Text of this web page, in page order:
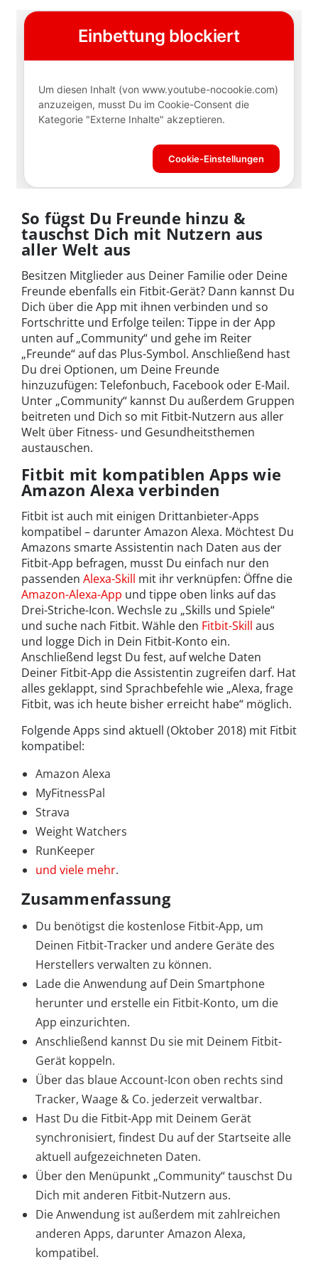
So fügst Du Freunde hinzu &
tauschst Dich mit Nutzern aus
aller Welt aus
Besitzen Mitglieder aus Deiner Familie oder Deine
Freunde ebenfalls ein Fitbit-Gerät? Dann kannst Du
Dich über die App mit ihnen verbinden und so
Fortschritte und Erfolge teilen: Tippe in der App
unten auf „Community“ und gehe im Reiter
„Freunde“ auf das Plus-Symbol. Anschließend hast
Du drei Optionen, um Deine Freunde
hinzuzufügen: Telefonbuch, Facebook oder E-Mail.
Unter „Community“ kannst Du außerdem Gruppen
beitreten und Dich so mit Fitbit-Nutzern aus aller
Welt über Fitness- und Gesundheitsthemen
austauschen.
Fitbit mit kompatiblen Apps wie
Amazon Alexa verbinden
Fitbit ist auch mit einigen Drittanbieter-Apps
kompatibel – darunter Amazon Alexa. Möchtest Du
Amazons smarte Assistentin nach Daten aus der
Fitbit-App befragen, musst Du einfach nur den
passenden Alexa-Skill mit ihr verknüpfen: Öffne die
Amazon-Alexa-App und tippe oben links auf das
Drei-Striche-Icon. Wechsle zu „Skills und Spiele“
und suche nach Fitbit. Wähle den Fitbit-Skill aus
und logge Dich in Dein Fitbit-Konto ein.
Anschließend legst Du fest, auf welche Daten
Deiner Fitbit-App die Assistentin zugreifen darf. Hat
alles geklappt, sind Sprachbefehle wie „Alexa, frage
Fitbit, was ich heute bisher erreicht habe“ möglich.
Folgende Apps sind aktuell (Oktober 2018) mit Fitbit
kompatibel:
Amazon Alexa
MyFitnessPal
Strava
Weight Watchers
RunKeeper
und viele mehr.
Zusammenfassung
Du benötigst die kostenlose Fitbit-App, um
Deinen Fitbit-Tracker und andere Geräte des
Herstellers verwalten zu können.
Lade die Anwendung auf Dein Smartphone
herunter und erstelle ein Fitbit-Konto, um die
App einzurichten.
Anschließend kannst Du sie mit Deinem Fitbit-
Gerät koppeln.
Über das blaue Account-Icon oben rechts sind
Tracker, Waage & Co. jederzeit verwaltbar.
Hast Du die Fitbit-App mit Deinem Gerät
synchronisiert, findest Du auf der Startseite alle
aktuell aufgezeichneten Daten.
Über den Menüpunkt „Community“ tauschst Du
Dich mit anderen Fitbit-Nutzern aus.
Die Anwendung ist außerdem mit zahlreichen
anderen Apps, darunter Amazon Alexa,
kompatibel.